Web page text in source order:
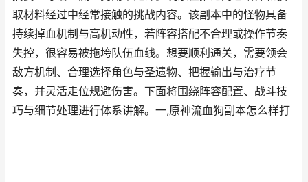
取材料经过中经常接触的挑战内容。该副本中的怪物具备
持续掉血机制与高机动性，若阵容搭配不合理或操作节奏
失控，很容易被拖垮队伍血线。想要顺利通关，需要领会
敌方机制、合理选择角色与圣遗物、把握输出与治疗节
奏，并灵活走位规避伤害。下面将围绕阵容配置、战斗技
巧与细节处理进行体系讲解。一,原神流血狗副本怎么样打